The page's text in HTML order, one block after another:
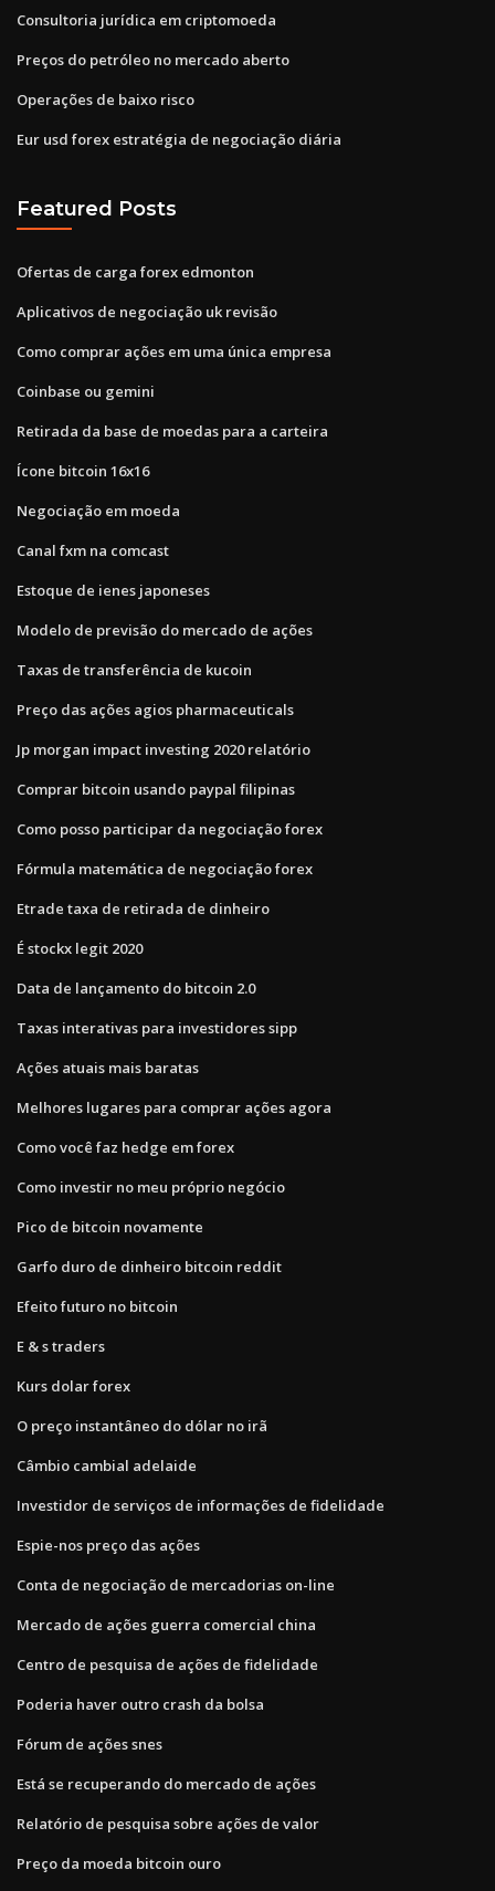
Consultoria jurídica em criptomoeda
Preços do petróleo no mercado aberto
Operações de baixo risco
Eur usd forex estratégia de negociação diária
Featured Posts
Ofertas de carga forex edmonton
Aplicativos de negociação uk revisão
Como comprar ações em uma única empresa
Coinbase ou gemini
Retirada da base de moedas para a carteira
Ícone bitcoin 16x16
Negociação em moeda
Canal fxm na comcast
Estoque de ienes japoneses
Modelo de previsão do mercado de ações
Taxas de transferência de kucoin
Preço das ações agios pharmaceuticals
Jp morgan impact investing 2020 relatório
Comprar bitcoin usando paypal filipinas
Como posso participar da negociação forex
Fórmula matemática de negociação forex
Etrade taxa de retirada de dinheiro
É stockx legit 2020
Data de lançamento do bitcoin 2.0
Taxas interativas para investidores sipp
Ações atuais mais baratas
Melhores lugares para comprar ações agora
Como você faz hedge em forex
Como investir no meu próprio negócio
Pico de bitcoin novamente
Garfo duro de dinheiro bitcoin reddit
Efeito futuro no bitcoin
E & s traders
Kurs dolar forex
O preço instantâneo do dólar no irã
Câmbio cambial adelaide
Investidor de serviços de informações de fidelidade
Espie-nos preço das ações
Conta de negociação de mercadorias on-line
Mercado de ações guerra comercial china
Centro de pesquisa de ações de fidelidade
Poderia haver outro crash da bolsa
Fórum de ações snes
Está se recuperando do mercado de ações
Relatório de pesquisa sobre ações de valor
Preço da moeda bitcoin ouro